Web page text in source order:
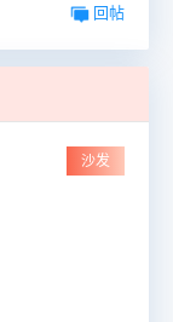
回帖
沙发